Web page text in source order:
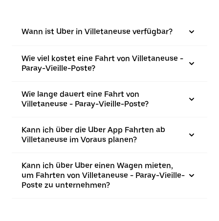
Wann ist Uber in Villetaneuse verfügbar?
Wie viel kostet eine Fahrt von Villetaneuse -
Paray-Vieille-Poste?
Wie lange dauert eine Fahrt von
Villetaneuse - Paray-Vieille-Poste?
Kann ich über die Uber App Fahrten ab
Villetaneuse im Voraus planen?
Kann ich über Uber einen Wagen mieten,
um Fahrten von Villetaneuse - Paray-Vieille-
Poste zu unternehmen?